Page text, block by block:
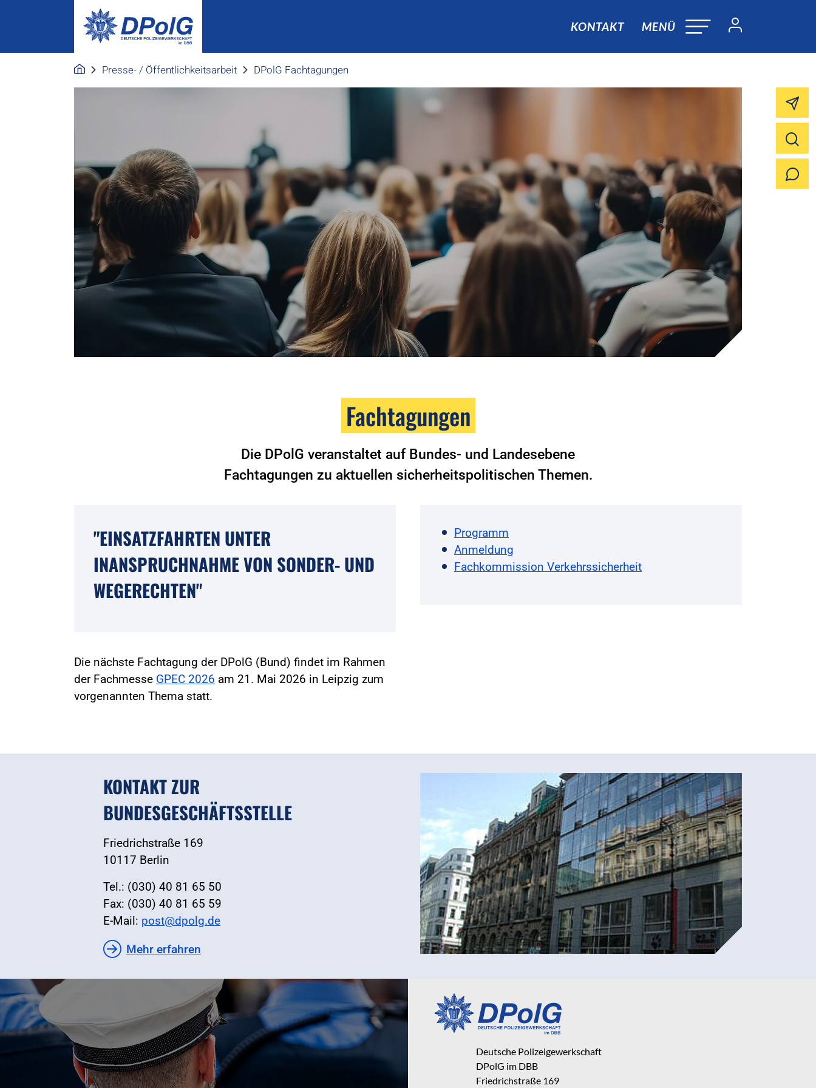
KONTAKT MENÜ
Presse- / Öffentlichkeitsarbeit DPolG Fachtagungen
Fachtagungen
Die DPolG veranstaltet auf Bundes- und Landesebene
Fachtagungen zu aktuellen sicherheitspolitischen Themen.
"EINSATZFAHRTEN UNTER
INANSPRUCHNAHME VON SONDER- UND
WEGERECHTEN"
Programm
Anmeldung
Fachkommission Verkehrssicherheit
Die nächste Fachtagung der DPolG (Bund) findet im Rahmen
der Fachmesse GPEC 2026 am 21. Mai 2026 in Leipzig zum
vorgenannten Thema statt.
KONTAKT ZUR
BUNDESGESCHÄFTSSTELLE
Friedrichstraße 169
10117 Berlin
Tel.: (030) 40 81 65 50
Fax: (030) 40 81 65 59
E-Mail: post@dpolg.de
Mehr erfahren
Deutsche Polizeigewerkschaft
DPolG im DBB
Friedrichstraße 169